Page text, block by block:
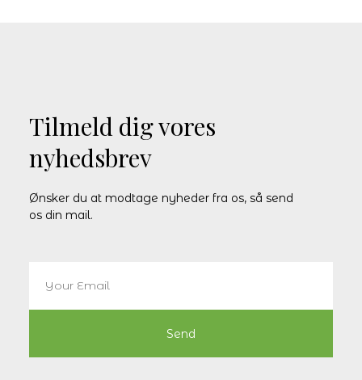
Tilmeld dig vores
nyhedsbrev
Ønsker du at modtage nyheder fra os, så send
os din mail.
Send